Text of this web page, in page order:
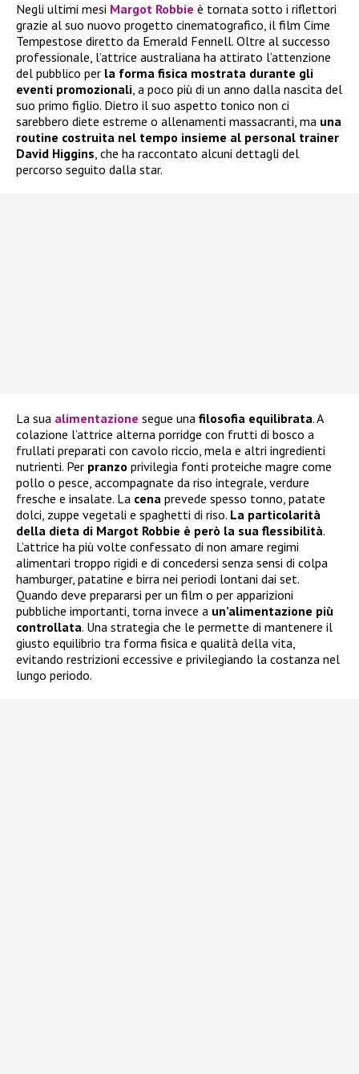
Negli ultimi mesi Margot Robbie è tornata sotto i riflettori
grazie al suo nuovo progetto cinematografico, il film Cime
Tempestose diretto da Emerald Fennell. Oltre al successo
professionale, l’attrice australiana ha attirato l’attenzione
del pubblico per la forma fisica mostrata durante gli
eventi promozionali, a poco più di un anno dalla nascita del
suo primo figlio. Dietro il suo aspetto tonico non ci
sarebbero diete estreme o allenamenti massacranti, ma una
routine costruita nel tempo insieme al personal trainer
David Higgins, che ha raccontato alcuni dettagli del
percorso seguito dalla star.
La sua alimentazione segue una filosofia equilibrata. A
colazione l’attrice alterna porridge con frutti di bosco a
frullati preparati con cavolo riccio, mela e altri ingredienti
nutrienti. Per pranzo privilegia fonti proteiche magre come
pollo o pesce, accompagnate da riso integrale, verdure
fresche e insalate. La cena prevede spesso tonno, patate
dolci, zuppe vegetali e spaghetti di riso. La particolarità
della dieta di Margot Robbie è però la sua flessibilità.
L’attrice ha più volte confessato di non amare regimi
alimentari troppo rigidi e di concedersi senza sensi di colpa
hamburger, patatine e birra nei periodi lontani dai set.
Quando deve prepararsi per un film o per apparizioni
pubbliche importanti, torna invece a un’alimentazione più
controllata. Una strategia che le permette di mantenere il
giusto equilibrio tra forma fisica e qualità della vita,
evitando restrizioni eccessive e privilegiando la costanza nel
lungo periodo.